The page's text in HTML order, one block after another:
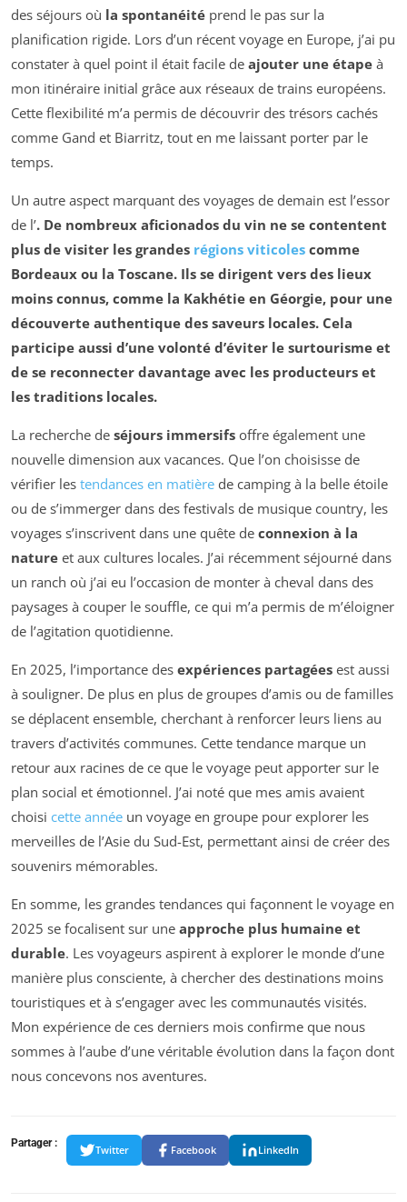
des séjours où la spontanéité prend le pas sur la
planification rigide. Lors d’un récent voyage en Europe, j’ai pu
constater à quel point il était facile de ajouter une étape à
mon itinéraire initial grâce aux réseaux de trains européens.
Cette flexibilité m’a permis de découvrir des trésors cachés
comme Gand et Biarritz, tout en me laissant porter par le
temps.
Un autre aspect marquant des voyages de demain est l’essor
de l’. De nombreux aficionados du vin ne se contentent
plus de visiter les grandes régions viticoles comme
Bordeaux ou la Toscane. Ils se dirigent vers des lieux
moins connus, comme la Kakhétie en Géorgie, pour une
découverte authentique des saveurs locales. Cela
participe aussi d’une volonté d’éviter le surtourisme et
de se reconnecter davantage avec les producteurs et
les traditions locales.
La recherche de séjours immersifs offre également une
nouvelle dimension aux vacances. Que l’on choisisse de
vérifier les tendances en matière de camping à la belle étoile
ou de s’immerger dans des festivals de musique country, les
voyages s’inscrivent dans une quête de connexion à la
nature et aux cultures locales. J’ai récemment séjourné dans
un ranch où j’ai eu l’occasion de monter à cheval dans des
paysages à couper le souffle, ce qui m’a permis de m’éloigner
de l’agitation quotidienne.
En 2025, l’importance des expériences partagées est aussi
à souligner. De plus en plus de groupes d’amis ou de familles
se déplacent ensemble, cherchant à renforcer leurs liens au
travers d’activités communes. Cette tendance marque un
retour aux racines de ce que le voyage peut apporter sur le
plan social et émotionnel. J’ai noté que mes amis avaient
choisi cette année un voyage en groupe pour explorer les
merveilles de l’Asie du Sud-Est, permettant ainsi de créer des
souvenirs mémorables.
En somme, les grandes tendances qui façonnent le voyage en
2025 se focalisent sur une approche plus humaine et
durable. Les voyageurs aspirent à explorer le monde d’une
manière plus consciente, à chercher des destinations moins
touristiques et à s’engager avec les communautés visités.
Mon expérience de ces derniers mois confirme que nous
sommes à l’aube d’une véritable évolution dans la façon dont
nous concevons nos aventures.
Partager :
Twitter Facebook LinkedIn